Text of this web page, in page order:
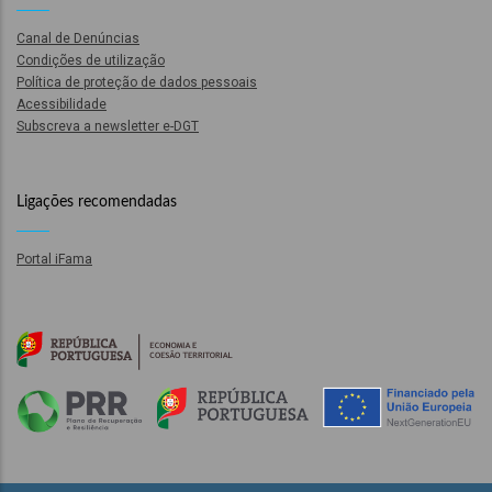
Canal de Denúncias
Condições de utilização
Política de proteção de dados pessoais
Acessibilidade
Subscreva a newsletter e-DGT
Ligações recomendadas
Portal iFama